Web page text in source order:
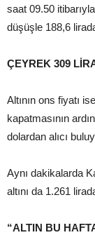
saat 09.50
düşüşle 188,6
ÇEYREK 309
Altının ons fiyatı
kapatmasının
dolardan alıcı
Aynı dakikalarda
altını da 1.261
“ALTIN BU